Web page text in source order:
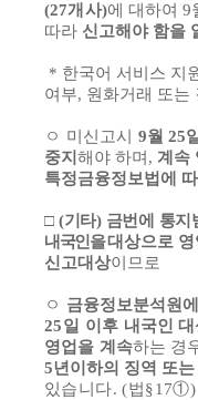
(27개사)에 대하여 9
따라 신고해야 함을
* 한국어 서비스 지
여부, 원화거래 또는
ㅇ 미신고시 9월25
중지 해야 하며 , 계속
특정금융정보법에
□ (기타) 금번에 통지
내국인을대상으로 영
신고대상이므로
ㅇ 금융정보분석원에
25일 이후 내국인 대
영업을 계속하는 경
5년이하의 징역 또는
있습니다.(법§17①)